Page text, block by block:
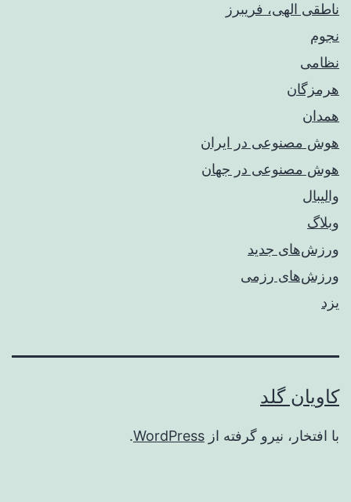
ناطقی الهی، فریبرز
نجوم
نظامی
هرمزگان
همدان
هوش مصنوعی در ایران
هوش مصنوعی در جهان
والیبال
وبلاگ
ورزش‌های جدید
ورزش‌های رزمی
یزد
کاویان گلد
با افتخار، نیرو گرفته از WordPress
.